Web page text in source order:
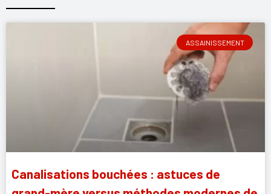
ASSAINISSEMENT
Canalisations bouchées : astuces de